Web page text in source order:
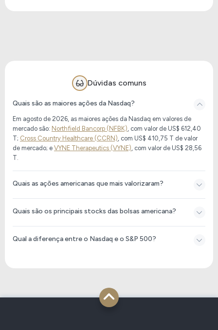
Dúvidas comuns
Quais são as maiores ações da Nasdaq?
Em agosto de 2026, as maiores ações da Nasdaq em valores de
mercado são: Northfield Bancorp (NFBK), com valor de US$ 612,40
T; Cross Country Healthcare (CCRN), com US$ 410,75 T de valor
de mercado; e VYNE Therapeutics (VYNE), com valor de US$ 28,56
T.
Quais as ações americanas que mais valorizaram?
Quais são os principais stocks das bolsas americana?
Qual a diferença entre o Nasdaq e o S&P 500?